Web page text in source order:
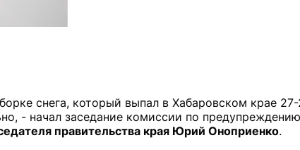
снега, который выпал в Хабаровском крае
- начал заседание комиссии по
правительства края Юрий Оноприенко.